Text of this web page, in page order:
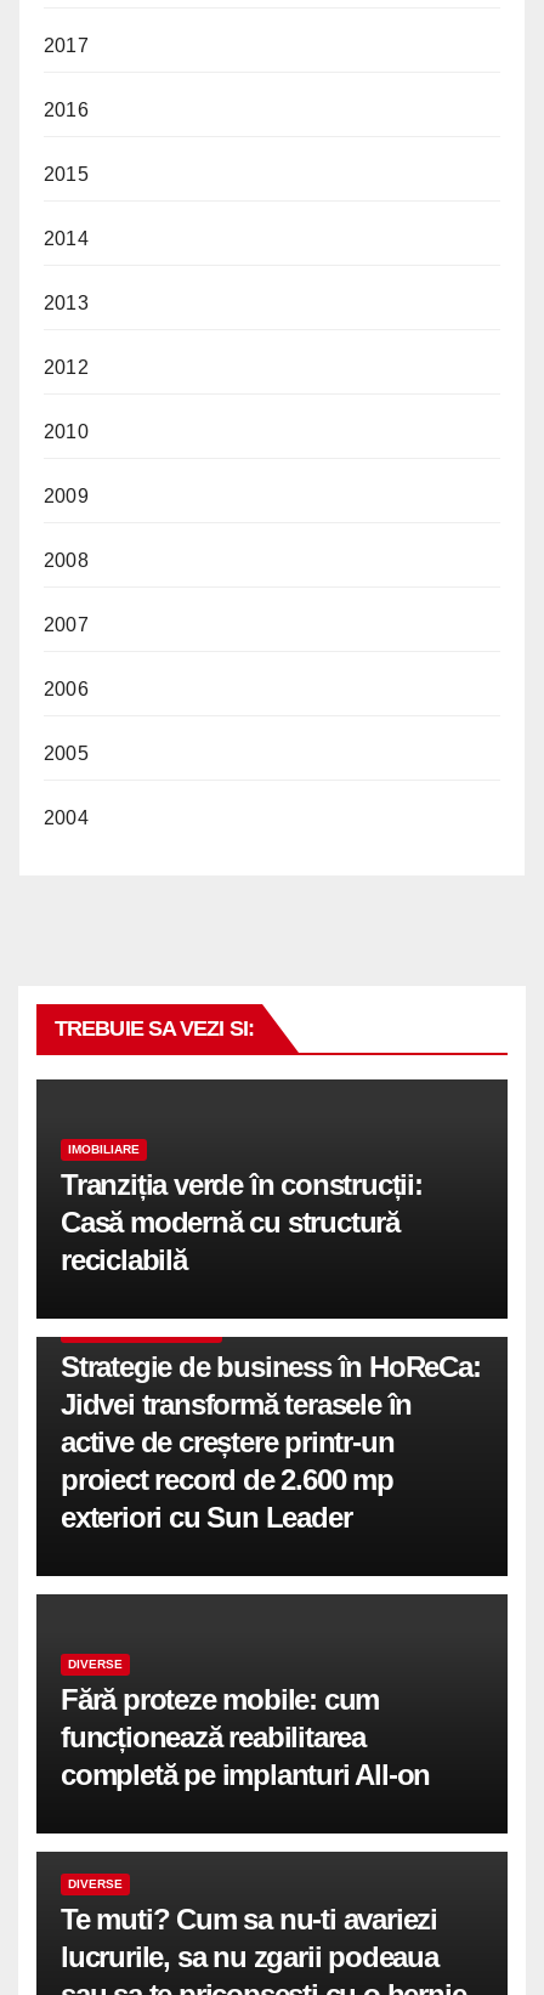
2017
2016
2015
2014
2013
2012
2010
2009
2008
2007
2006
2005
2004
TREBUIE SA VEZI SI:
IMOBILIARE
Tranziția verde în construcții:
Casă modernă cu structură
reciclabilă
Strategie de business în HoReCa:
Jidvei transformă terasele în
active de creștere printr-un
proiect record de 2.600 mp
exteriori cu Sun Leader
DIVERSE
Fără proteze mobile: cum
funcționează reabilitarea
completă pe implanturi All-on
DIVERSE
Te muti? Cum sa nu-ti avariezi
lucrurile, sa nu zgarii podeaua